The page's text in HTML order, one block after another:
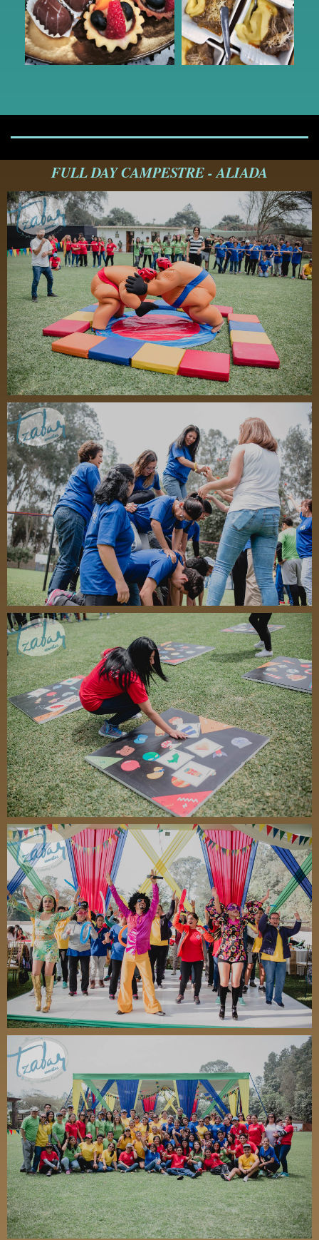
FULL DAY CAMPESTRE - ALIADA